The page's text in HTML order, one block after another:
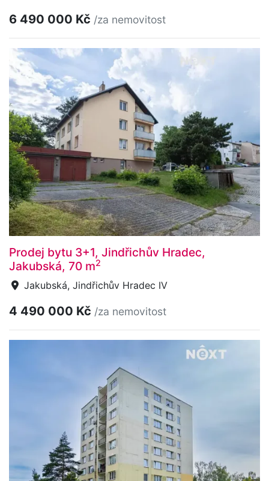
6 490 000 Kč /za nemovitost
Prodej bytu 3+1, Jindřichův Hradec,
Jakubská, 70 m2
Jakubská, Jindřichův Hradec IV
4 490 000 Kč /za nemovitost